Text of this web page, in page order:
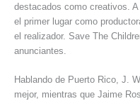
destacados como creativos.
el primer lugar como
el realizador. Save The
anunciantes.
Hablando de Puerto Rico, J.
mejor, mientras que Jaime